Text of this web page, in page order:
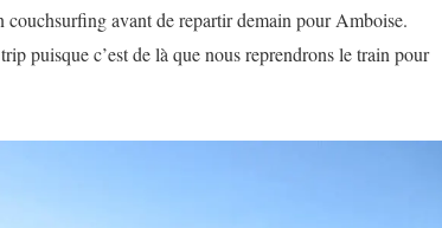
couchsurfing avant de repartir demain pour Amboise.
puisque c’est de là que nous reprendrons le train pour